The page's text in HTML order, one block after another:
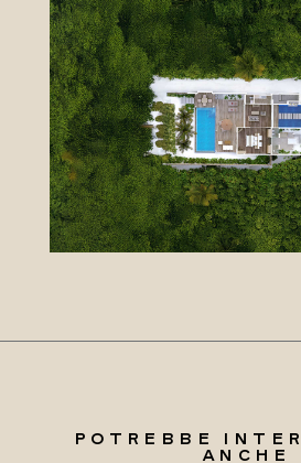
POTREBBE
ANCHE